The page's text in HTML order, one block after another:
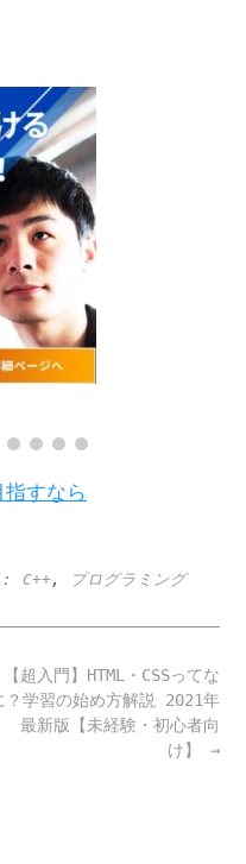
すなら
C++, プログラミング
【超入門】HTML・CSSってな
？学習の始め方解説 2021年
最新版【未経験・初心者向
け】 →